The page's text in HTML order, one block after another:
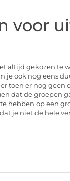
voor
altijd gekozen te
je ook nog eens
toen er nog
dat de groepen
hebben op een
je niet de hele